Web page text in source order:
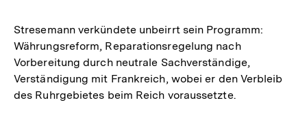
Stresemann verkündete unbeirrt sein Programm:
Währungsreform, Reparationsregelung nach
Vorbereitung durch neutrale Sachverständige,
Verständigung mit Frankreich, wobei er den Verbleib
des Ruhrgebietes beim Reich voraussetzte.